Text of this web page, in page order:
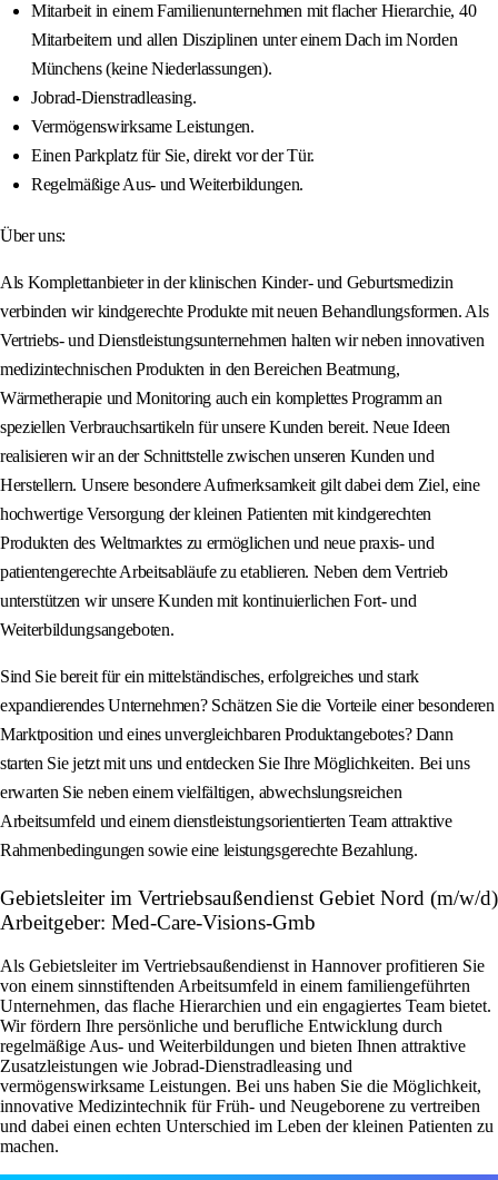
Mitarbeit in einem Familienunternehmen mit flacher Hierarchie, 40
Mitarbeitern und allen Disziplinen unter einem Dach im Norden
Münchens (keine Niederlassungen).
Jobrad-Dienstradleasing.
Vermögenswirksame Leistungen.
Einen Parkplatz für Sie, direkt vor der Tür.
Regelmäßige Aus- und Weiterbildungen.
Über uns:
Als Komplettanbieter in der klinischen Kinder- und Geburtsmedizin
verbinden wir kindgerechte Produkte mit neuen Behandlungsformen. Als
Vertriebs- und Dienstleistungsunternehmen halten wir neben innovativen
medizintechnischen Produkten in den Bereichen Beatmung,
Wärmetherapie und Monitoring auch ein komplettes Programm an
speziellen Verbrauchsartikeln für unsere Kunden bereit. Neue Ideen
realisieren wir an der Schnittstelle zwischen unseren Kunden und
Herstellern. Unsere besondere Aufmerksamkeit gilt dabei dem Ziel, eine
hochwertige Versorgung der kleinen Patienten mit kindgerechten
Produkten des Weltmarktes zu ermöglichen und neue praxis- und
patientengerechte Arbeitsabläufe zu etablieren. Neben dem Vertrieb
unterstützen wir unsere Kunden mit kontinuierlichen Fort- und
Weiterbildungsangeboten.
Sind Sie bereit für ein mittelständisches, erfolgreiches und stark
expandierendes Unternehmen? Schätzen Sie die Vorteile einer besonderen
Marktposition und eines unvergleichbaren Produktangebotes? Dann
starten Sie jetzt mit uns und entdecken Sie Ihre Möglichkeiten. Bei uns
erwarten Sie neben einem vielfältigen, abwechslungsreichen
Arbeitsumfeld und einem dienstleistungsorientierten Team attraktive
Rahmenbedingungen sowie eine leistungsgerechte Bezahlung.
Gebietsleiter im Vertriebsaußendienst Gebiet Nord (m/w/d)
Arbeitgeber: Med-Care-Visions-Gmb
Als Gebietsleiter im Vertriebsaußendienst in Hannover profitieren Sie
von einem sinnstiftenden Arbeitsumfeld in einem familiengeführten
Unternehmen, das flache Hierarchien und ein engagiertes Team bietet.
Wir fördern Ihre persönliche und berufliche Entwicklung durch
regelmäßige Aus- und Weiterbildungen und bieten Ihnen attraktive
Zusatzleistungen wie Jobrad-Dienstradleasing und
vermögenswirksame Leistungen. Bei uns haben Sie die Möglichkeit,
innovative Medizintechnik für Früh- und Neugeborene zu vertreiben
und dabei einen echten Unterschied im Leben der kleinen Patienten zu
machen.